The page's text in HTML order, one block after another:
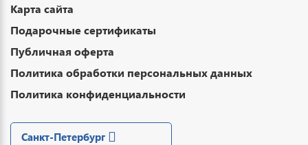
Карта сайта
Подарочные сертификаты
Публичная оферта
Политика обработки персональных данных
Политика конфиденциальности
Санкт-Петербург